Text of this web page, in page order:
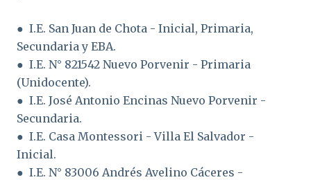
● I.E. San Juan de Chota - Inicial, Primaria,
Secundaria y EBA.
● I.E. N° 821542 Nuevo Porvenir - Primaria
(Unidocente).
● I.E. José Antonio Encinas Nuevo Porvenir -
Secundaria.
● I.E. Casa Montessori - Villa El Salvador -
Inicial.
● I.E. N° 83006 Andrés Avelino Cáceres -